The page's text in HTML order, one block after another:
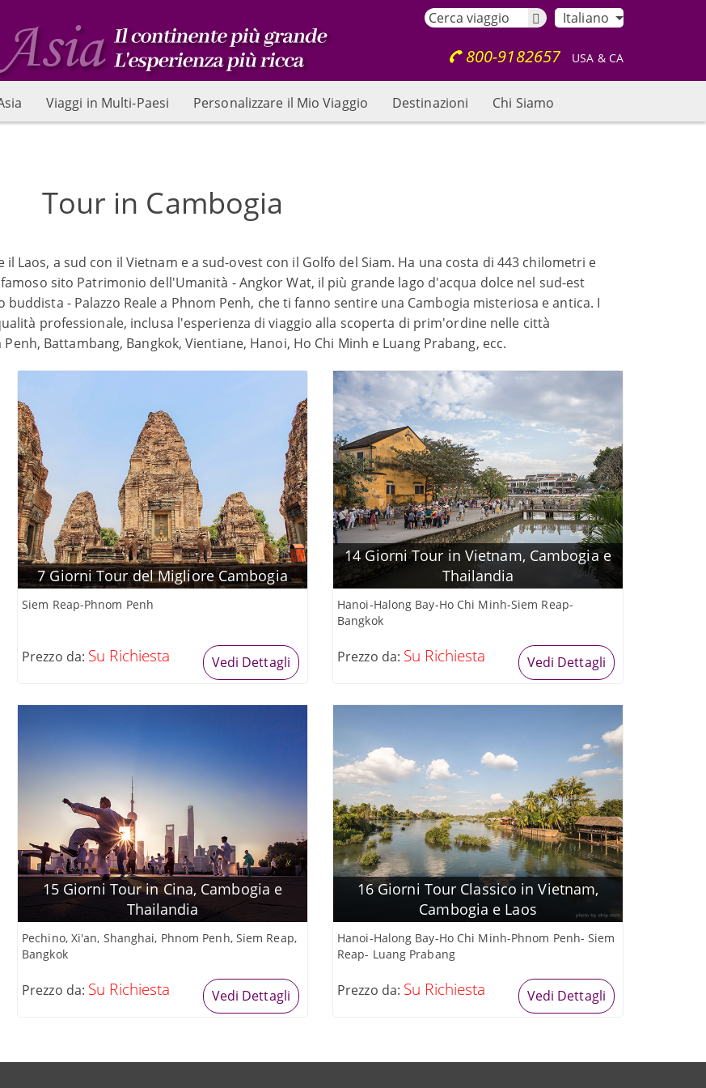
Italiano
800-9182657 USA & CA
Viaggi in Multi-Paesi Personalizzare il Mio Viaggio Destinazioni Chi Siamo
Tour in Cambogia
Laos, a sud con il Vietnam e a sud-ovest con il Golfo del Siam. Ha una costa di 443 chilometri e
sito Patrimonio dell'Umanità - Angkor Wat, il più grande lago d'acqua dolce nel sud-est
buddista - Palazzo Reale a Phnom Penh, che ti fanno sentire una Cambogia misteriosa e antica. I
professionale, inclusa l'esperienza di viaggio alla scoperta di prim'ordine nelle città
Battambang, Bangkok, Vientiane, Hanoi, Ho Chi Minh e Luang Prabang, ecc.
7 Giorni Tour del Migliore Cambogia
Siem Reap-Phnom Penh
Prezzo da: Su Richiesta Vedi Dettagli
14 Giorni Tour in Vietnam, Cambogia e
Thailandia
Hanoi-Halong Bay-Ho Chi Minh-Siem Reap-
Bangkok
Prezzo da: Su Richiesta Vedi Dettagli
15 Giorni Tour in Cina, Cambogia e
Thailandia
Pechino, Xi'an, Shanghai, Phnom Penh, Siem Reap,
Bangkok
Prezzo da: Su Richiesta Vedi Dettagli
16 Giorni Tour Classico in Vietnam,
Cambogia e Laos
Hanoi-Halong Bay-Ho Chi Minh-Phnom Penh- Siem
Reap- Luang Prabang
Prezzo da: Su Richiesta Vedi Dettagli